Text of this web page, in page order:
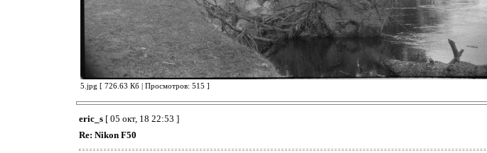
5.jpg [ 726.63 Кб | Просмотров: 515 ]
eric_s [ 05 окт, 18 22:53 ]
Re: Nikon F50